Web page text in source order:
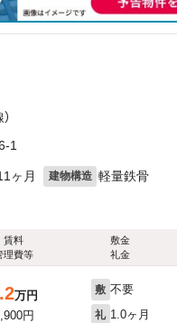
1
ヶ月 建物構造 軽量鉄骨
賃料
理費等
敷金
礼金
万円
円
敷 不要
礼 1.0ヶ月